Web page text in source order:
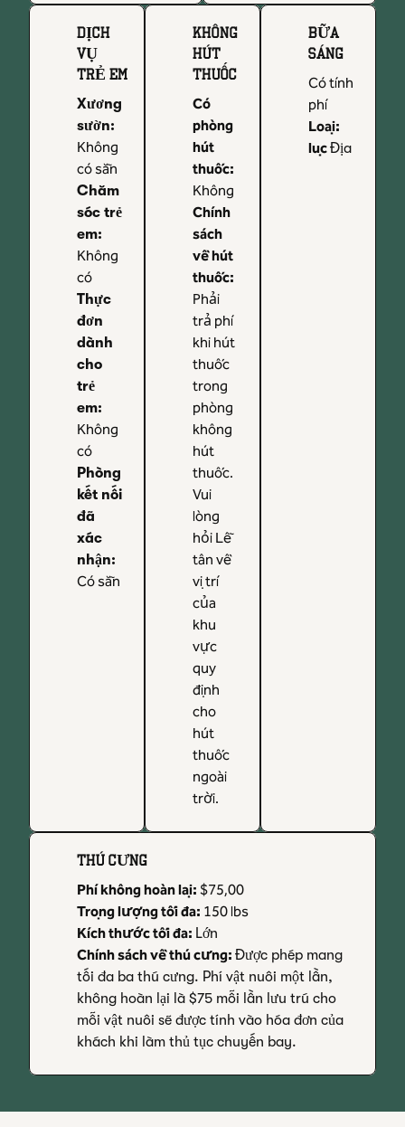
DỊCH
VỤ
TRẺ EM
Xương
sườn:
Không
có sẵn
Chăm
sóc trẻ
em:
Không
có
Thực
đơn
dành
cho
trẻ
em:
Không
có
Phòng
kết nối
đã
xác
nhận:
Có sẵn
KHÔNG
HÚT
THUỐC
Có
phòng
hút
thuốc:
Không
Chính
sách
về hút
thuốc:
Phải
trả phí
khi hút
thuốc
trong
phòng
không
hút
thuốc.
Vui
lòng
hỏi Lễ
tân về
vị trí
của
khu
vực
quy
định
cho
hút
thuốc
ngoài
trời.
BỮA
SÁNG
Có tính
phí
Loại:
lụcĐịa
THÚ CƯNG
Phí không hoàn lại: $75,00
Trọng lượng tối đa: 150 lbs
Kích thước tối đa: Lớn
Chính sách về thú cưng: Được phép mang
tối đa ba thú cưng. Phí vật nuôi một lần,
không hoàn lại là $75 mỗi lần lưu trú cho
mỗi vật nuôi sẽ được tính vào hóa đơn của
khách khi làm thủ tục chuyến bay.